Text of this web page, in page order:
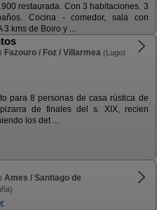
restaurada. Con 3 habitaciones. 3
Cocina - comedor, sala con
3 kms de Boiro y ...
Fazouro / Foz / Villarmea (Lugo)
para 8 personas de casa rústica de
de finales del s. XIX, recien
los det ...
Ames / Santiago de